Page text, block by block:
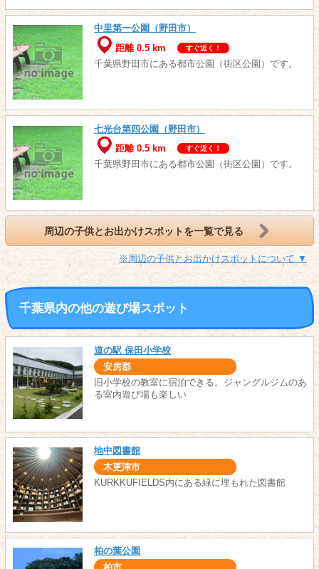
中里第一公園（野田市）
距離 0.5 km
すぐ近く！
千葉県野田市にある都市公園（街区公園）です。
七光台第四公園（野田市）
距離 0.5 km
すぐ近く！
千葉県野田市にある都市公園（街区公園）です。
周辺の子供とお出かけスポットを一覧で見る
※周辺の子供とお出かけスポットについて ▼
千葉県内の他の遊び場スポット
道の駅 保田小学校
安房郡
旧小学校の教室に宿泊できる。ジャングルジムのあ
る室内遊び場も楽しい
地中図書館
木更津市
KURKKUFIELDS内にある緑に埋もれた図書館
柏の葉公園